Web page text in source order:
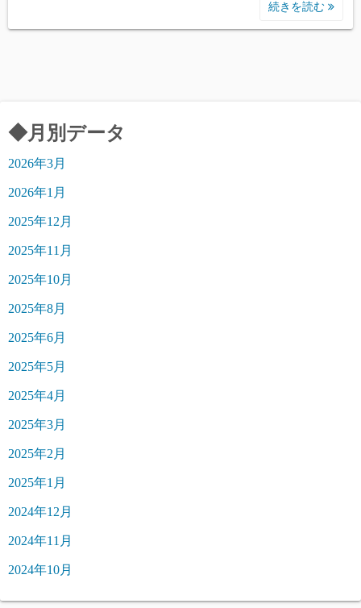
続きを読む
◆月別データ
2026年3月
2026年1月
2025年12月
2025年11月
2025年10月
2025年8月
2025年6月
2025年5月
2025年4月
2025年3月
2025年2月
2025年1月
2024年12月
2024年11月
2024年10月